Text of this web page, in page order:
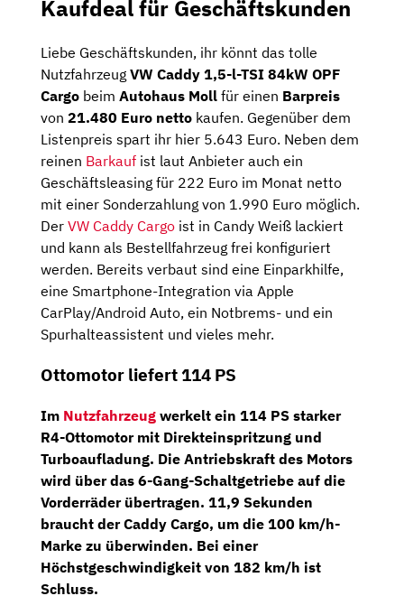
Kaufdeal für Geschäftskunden
Liebe Geschäftskunden, ihr könnt das tolle
Nutzfahrzeug VW Caddy 1,5-l-TSI 84kW OPF
Cargo beim Autohaus Moll für einen Barpreis
von 21.480 Euro netto kaufen. Gegenüber dem
Listenpreis spart ihr hier 5.643 Euro. Neben dem
reinen Barkauf ist laut Anbieter auch ein
Geschäftsleasing für 222 Euro im Monat netto
mit einer Sonderzahlung von 1.990 Euro möglich.
Der VW Caddy Cargo ist in Candy Weiß lackiert
und kann als Bestellfahrzeug frei konfiguriert
werden. Bereits verbaut sind eine Einparkhilfe,
eine Smartphone-Integration via Apple
CarPlay/Android Auto, ein Notbrems- und ein
Spurhalteassistent und vieles mehr.
Ottomotor liefert 114 PS
Im Nutzfahrzeug werkelt ein 114 PS starker
R4-Ottomotormit Direkteinspritzung und
Turboaufladung. Die Antriebskraft des Motors
wird über das 6-Gang-Schaltgetriebe auf die
Vorderräder übertragen. 11,9 Sekunden
braucht der Caddy Cargo, um die 100 km/h-
Marke zu überwinden. Bei einer
Höchstgeschwindigkeit von 182 km/h ist
Schluss.